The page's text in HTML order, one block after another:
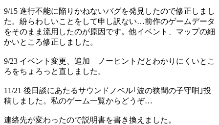
9/15 進行不能に陥りかねないバグを発見したので修正しまし
た。紛らわしいことをして申し訳ない…前作のゲームデータ
をそのまま流用したのが原因です。他イベント、マップの細
かいところ修正しました。
9/23 イベント変更、追加 ノーヒントだとわかりにくいとこ
ろをちょろっと直しました。
11/21 後日談にあたるサウンドノベル｢波の狭間の子守唄｣投
稿しました。私のゲーム一覧からどうぞ…
連絡先が変わったので説明書を書き換えました。